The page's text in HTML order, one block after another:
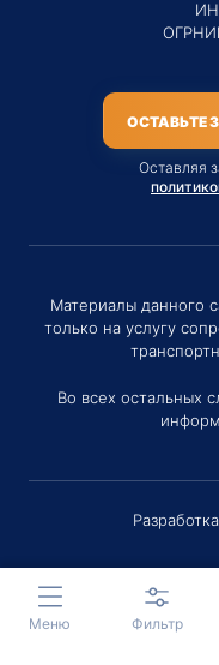
ОСТАВЬТЕ
Оставляя
Материалы данного
только на услугу
Во всех остальных
Меню Фильтр